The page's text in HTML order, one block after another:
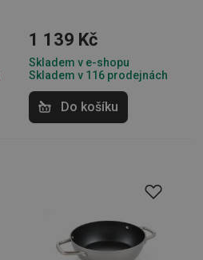
1 139 Kč
Skladem v e-shopu
Skladem v 116 prodejnách
Do košíku